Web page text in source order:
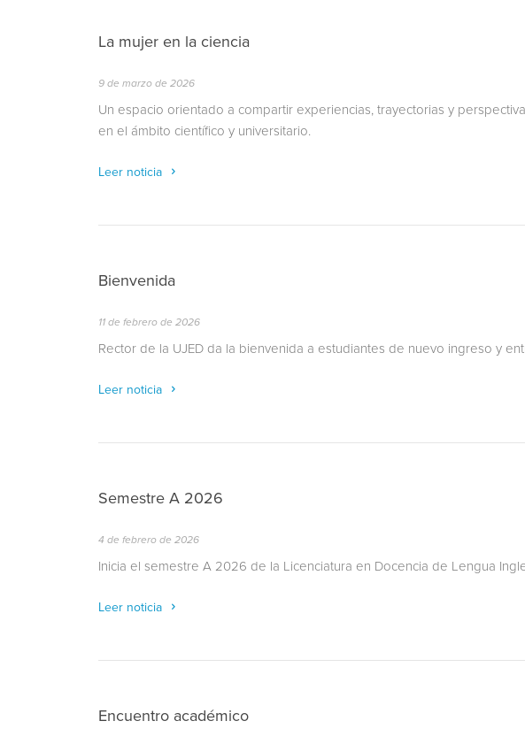
La mujer en la ciencia
9 de marzo de 2026
Un espacio orientado a compartir experiencias, trayectorias y
en el ámbito científico y universitario.
Leer noticia
Bienvenida
11 de febrero de 2026
Rector de la UJED da la bienvenida a estudiantes de nuevo ingreso y
Leer noticia
Semestre A 2026
4 de febrero de 2026
Inicia el semestre A 2026 de la Licenciatura en Docencia de Lengua
Leer noticia
Encuentro académico